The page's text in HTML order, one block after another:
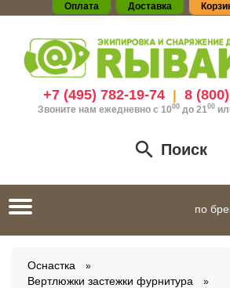
Оплата Доставка
+7 (495) 782-19-74| 8
Звоните нам ежедневно с 1000до 21 00
Поиск
Toggle
navigation
по
Оснастка
Вертлюжки застежки фурнитура